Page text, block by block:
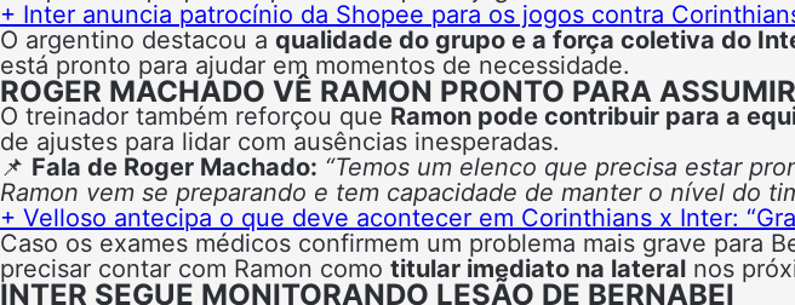
+ Inter anuncia patrocínio da Shopee para os jogos contra
O argentino destacou a qualidade do grupo e a força coletiva do
está pronto para ajudar em momentos de necessidade.
ROGER MACHADO VÊ RAMON PRONTO PARA
O treinador também reforçou que Ramon pode contribuir para a
de ajustes para lidar com ausências inesperadas.
📌 Fala de Roger Machado: “Temos um elenco que precisa estar
Ramon vem se preparando e tem capacidade de manter o nível do
+ Velloso antecipa o que deve acontecer em Corinthians x Inter:
Caso os exames médicos confirmem um problema mais grave para
precisar contar com Ramon como titular imediato na lateral nos
INTER SEGUE MONITORANDO LESÃO DE BERNABEI